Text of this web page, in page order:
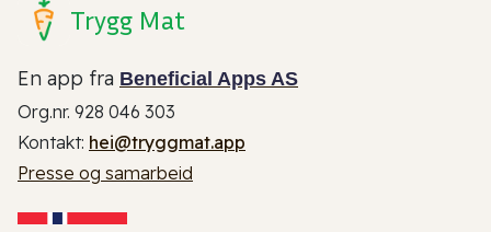
Trygg Mat
En app fra Beneficial Apps AS
Org.nr. 928 046 303
Kontakt: hei@tryggmat.app
Presse og samarbeid